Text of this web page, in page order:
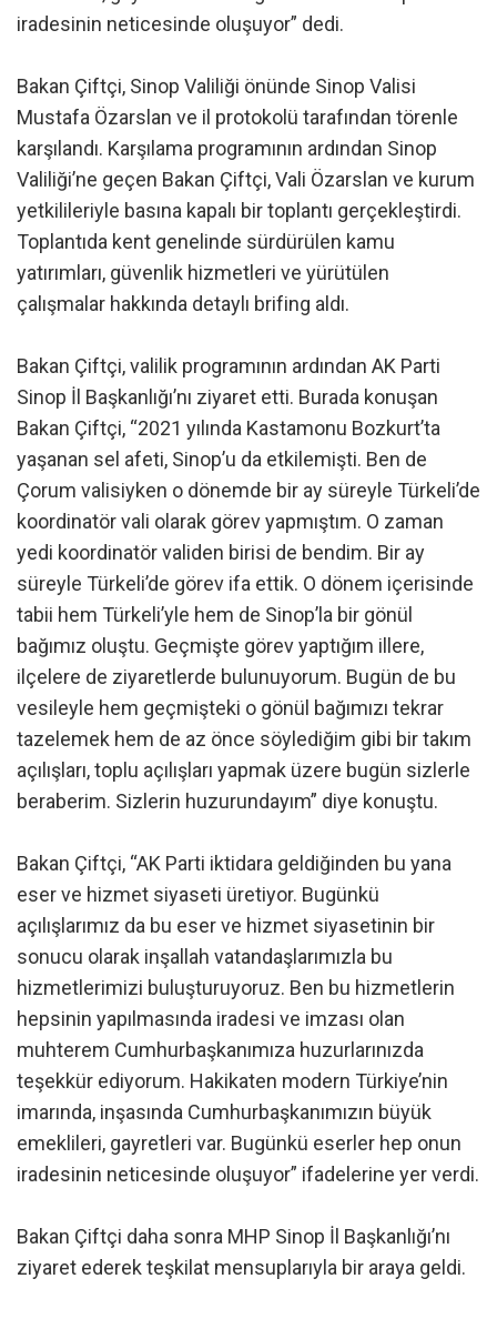
iradesinin neticesinde oluşuyor” dedi.
Bakan Çiftçi, Sinop Valiliği önünde Sinop Valisi
Mustafa Özarslan ve il protokolü tarafından törenle
karşılandı. Karşılama programının ardından Sinop
Valiliği’ne geçen Bakan Çiftçi, Vali Özarslan ve kurum
yetkilileriyle basına kapalı bir toplantı gerçekleştirdi.
Toplantıda kent genelinde sürdürülen kamu
yatırımları, güvenlik hizmetleri ve yürütülen
çalışmalar hakkında detaylı brifing aldı.
Bakan Çiftçi, valilik programının ardından AK Parti
Sinop İl Başkanlığı’nı ziyaret etti. Burada konuşan
Bakan Çiftçi, “2021 yılında Kastamonu Bozkurt’ta
yaşanan sel afeti, Sinop’u da etkilemişti. Ben de
Çorum valisiyken o dönemde bir ay süreyle Türkeli’de
koordinatör vali olarak görev yapmıştım. O zaman
yedi koordinatör validen birisi de bendim. Bir ay
süreyle Türkeli’de görev ifa ettik. O dönem içerisinde
tabii hem Türkeli’yle hem de Sinop’la bir gönül
bağımız oluştu. Geçmişte görev yaptığım illere,
ilçelere de ziyaretlerde bulunuyorum. Bugün de bu
vesileyle hem geçmişteki o gönül bağımızı tekrar
tazelemek hem de az önce söylediğim gibi bir takım
açılışları, toplu açılışları yapmak üzere bugün sizlerle
beraberim. Sizlerin huzurundayım” diye konuştu.
Bakan Çiftçi, “AK Parti iktidara geldiğinden bu yana
eser ve hizmet siyaseti üretiyor. Bugünkü
açılışlarımız da bu eser ve hizmet siyasetinin bir
sonucu olarak inşallah vatandaşlarımızla bu
hizmetlerimizi buluşturuyoruz. Ben bu hizmetlerin
hepsinin yapılmasında iradesi ve imzası olan
muhterem Cumhurbaşkanımıza huzurlarınızda
teşekkür ediyorum. Hakikaten modern Türkiye’nin
imarında, inşasında Cumhurbaşkanımızın büyük
emeklileri, gayretleri var. Bugünkü eserler hep onun
iradesinin neticesinde oluşuyor” ifadelerine yer verdi.
Bakan Çiftçi daha sonra MHP Sinop İl Başkanlığı’nı
ziyaret ederek teşkilat mensuplarıyla bir araya geldi.